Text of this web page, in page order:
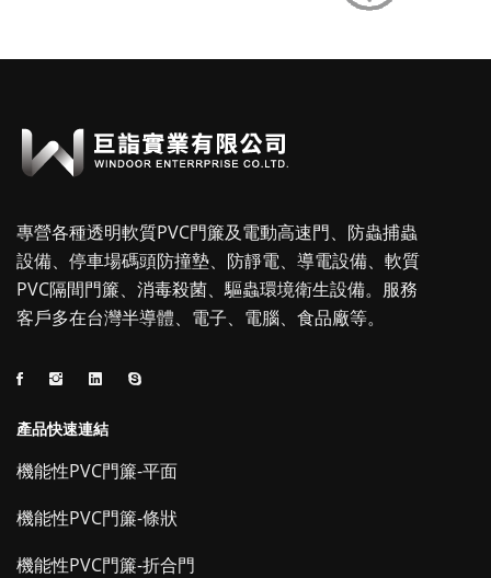
專營各種透明軟質PVC門簾及電動高速門、防蟲捕蟲
設備、停車場碼頭防撞墊、防靜電、導電設備、軟質
PVC隔間門簾、消毒殺菌、驅蟲環境衛生設備。服務
客戶多在台灣半導體、電子、電腦、食品廠等。
產品快速連結
機能性PVC門簾-平面
機能性PVC門簾-條狀
機能性PVC門簾-折合門